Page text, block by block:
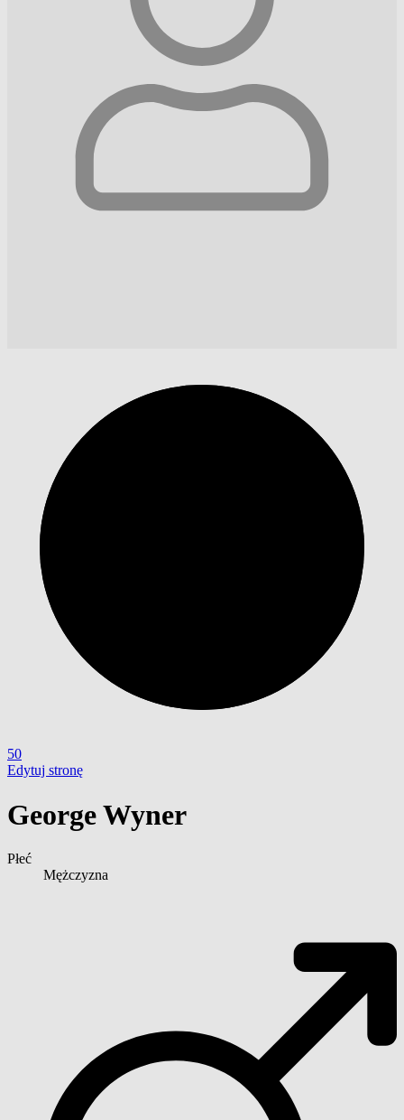
50
Edytuj stronę
George Wyner
Płeć
Mężczyzna